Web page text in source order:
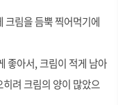
크림을 듬뿍 찍어먹기에
좋아서, 크림이 적게 남아
려 크림의 양이 많았으